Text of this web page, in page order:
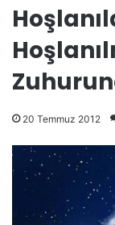
20 Temmuz 2012